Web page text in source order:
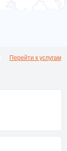
Перейти к услугам